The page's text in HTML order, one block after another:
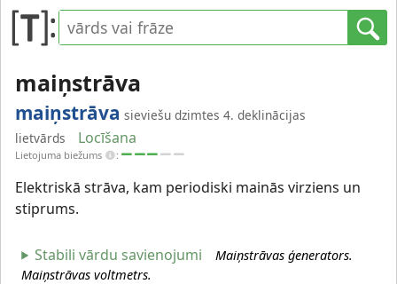
maiņstrāva
maiņstrāva sieviešu dzimtes 4. deklinācijas
lietvārds
Locīšana
Lietojuma biežums :
Elektriskā strāva, kam periodiski mainās virziens un
stiprums.
Stabili vārdu savienojumi
Maiņstrāvas ģenerators.
Maiņstrāvas voltmetrs.